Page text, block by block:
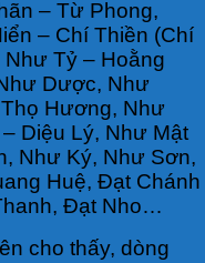
– Từ Phong,
– Chí Thiền (Chí
Tỷ – Hoằng
Dược, Như
Hương, Như
Diệu Lý, Như Mật
Như Ký, Như Sơn,
Huệ, Đạt Chánh
Đạt Nho…
cho thấy, dòng